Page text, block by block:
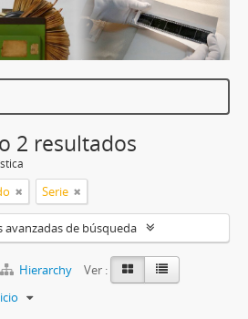
2 resultados
Serie
avanzadas de búsqueda
Hierarchy
Ver :